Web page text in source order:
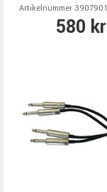
Artikelnummer 3907901
580 kr